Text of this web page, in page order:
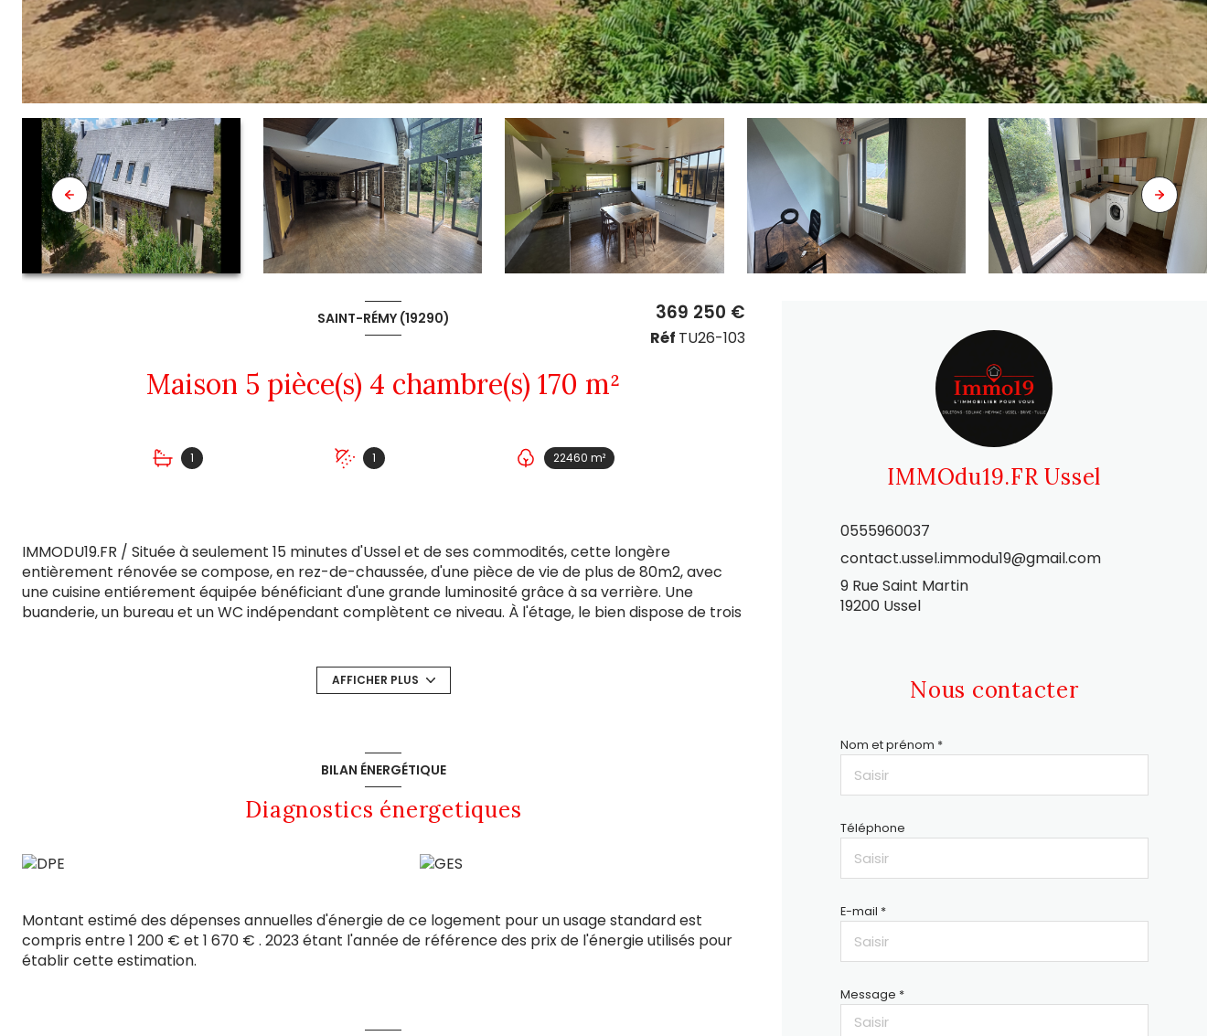
SAINT-RÉMY (19290)
Maison 5 pièce(s) 4 chambre(s) 170 m²
1 1 22460 m²
369 250 €
Réf TU26-103
IMMODU19.FR / Située à seulement 15 minutes d'Ussel et de ses commodités, cette longère
entièrement rénovée se compose, en rez-de-chaussée, d'une pièce de vie de plus de 80m2, avec
une cuisine entiérement équipée bénéficiant d'une grande luminosité grâce à sa verrière. Une
buanderie, un bureau et un WC indépendant complètent ce niveau. À l'étage, le bien dispose de trois
ossature bois pouvant être aménagée, avec une chambre froide déjà installée. Le tout sur un terrain
attenant, clos et plat de plus de 22 000m2.
AFFICHER PLUS
BILAN ÉNERGÉTIQUE
Diagnostics énergetiques
Montant estimé des dépenses annuelles d'énergie de ce logement pour un usage standard est
compris entre 1 200 € et 1 670 € . 2023 étant l'année de référence des prix de l'énergie utilisés pour
établir cette estimation.
IMMOdu19.FR Ussel
0555960037
contact.ussel.immodu19@gmail.com
9 Rue Saint Martin
19200 Ussel
Nous contacter
Nom et prénom *
Téléphone
E-mail *
Message *